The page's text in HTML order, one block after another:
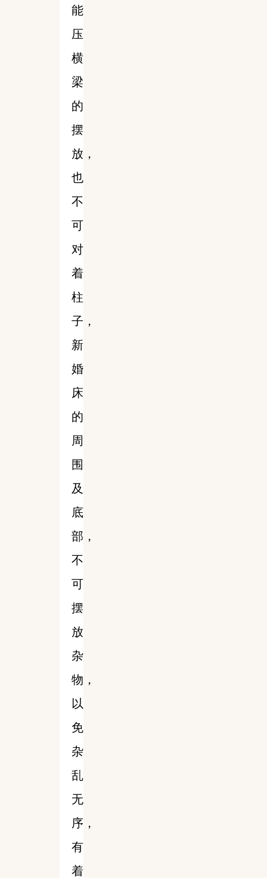
能
压
横
梁
的
摆
放，
也
不
可
对
着
柱
子，
新
婚
床
的
周
围
及
底
部，
不
可
摆
放
杂
物，
以
免
杂
乱
无
序，
有
着